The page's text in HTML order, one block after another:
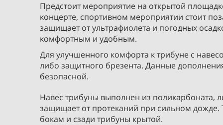
Предстоит мероприятие на открытой
концерте, спортивном мероприятии стоит
защищает от ультрафиолета и погодных
комфортным и удобным.
Для улучшенного комфорта к трибуне с
либо защитного брезента. Данные
безопасной.
Навес трибуны выполнен из
защищает от протеканий при сильном дожде.
бокам и сзади трибуны крытой.